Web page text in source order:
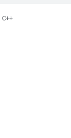
C++